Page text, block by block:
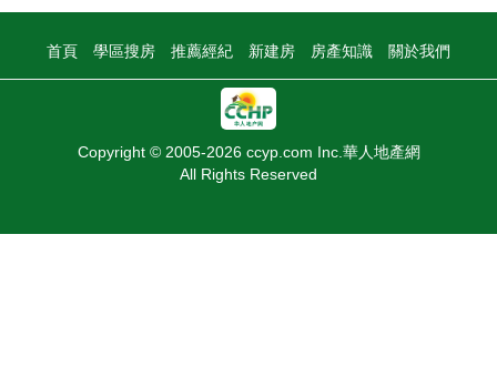
首頁 學區搜房 推薦經紀 新建房 房產知識 關於我們
Copyright © 2005-2026 ccyp.com Inc.華人地產網
All Rights Reserved